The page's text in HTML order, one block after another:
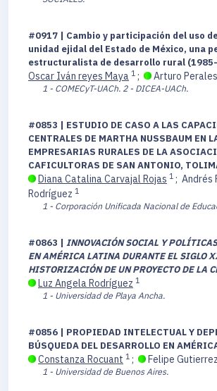
#0917 | Cambio y participación del uso
unidad ejidal del Estado de México, una
estructuralista de desarrollo rural
Oscar Iván reyes Maya 1 ; Arturo Perales
1 - COMECyT-UACh. 2 - DICEA-UACh.
#0853 | ESTUDIO DE CASO A LAS
CENTRALES DE MARTHA NUSSBAUM EN
EMPRESARIAS RURALES DE LA
CAFICULTORAS DE SAN ANTONIO,
Diana Catalina Carvajal Rojas 1 ; Andrés
Rodríguez 1
1 - Corporación Unificada Nacional de
#0863 | INNOVACIÓN SOCIAL Y
EN AMÉRICA LATINA DURANTE EL SIGLO
HISTORIZACIÓN DE UN PROYECTO DE LA
Luz Angela Rodríguez 1
1 - Universidad de Playa Ancha.
#0856 | PROPIEDAD INTELECTUAL Y
BÚSQUEDA DEL DESARROLLO EN
Constanza Rocuant 1 ; Felipe Gutierrez
1 - Universidad de Buenos Aires.